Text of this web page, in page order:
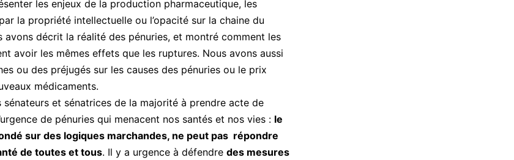
les enjeux de la production pharmaceutique, les
la propriété intellectuelle ou l’opacité sur la chaine du
avons décrit la réalité des pénuries, et montré comment les
avoir les mêmes effets que les ruptures. Nous avons aussi
ou des préjugés sur les causes des pénuries ou le prix
médicaments.
sénateurs et sénatrices de la majorité à prendre acte de
de pénuries qui menacent nos santés et nos vies : le
sur des logiques marchandes, ne peut pas répondre
de toutes et tous. Il y a urgence à défendre des mesures